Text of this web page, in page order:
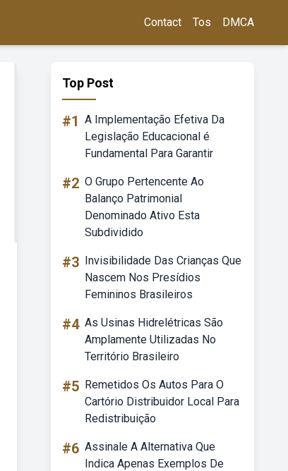
Contact Tos DMCA
Top Post
#1 A Implementação Efetiva Da
Legislação Educacional é
Fundamental Para Garantir
#2 O Grupo Pertencente Ao
Balanço Patrimonial
Denominado Ativo Esta
Subdividido
#3 Invisibilidade Das Crianças Que
Nascem Nos Presídios
Femininos Brasileiros
#4 As Usinas Hidrelétricas São
Amplamente Utilizadas No
Território Brasileiro
#5 Remetidos Os Autos Para O
Cartório Distribuidor Local Para
Redistribuição
#6 Assinale A Alternativa Que
Indica Apenas Exemplos De